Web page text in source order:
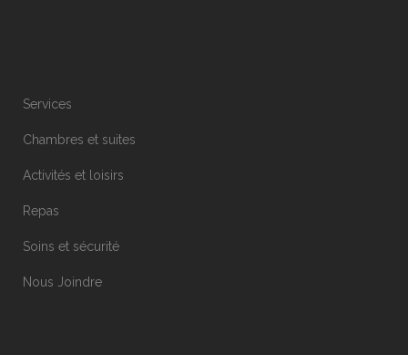
Services
Chambres et suites
Activités et loisirs
Repas
Soins et sécurité
Nous Joindre